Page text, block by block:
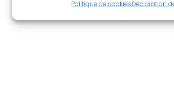
Politique de cookiesDéclaration